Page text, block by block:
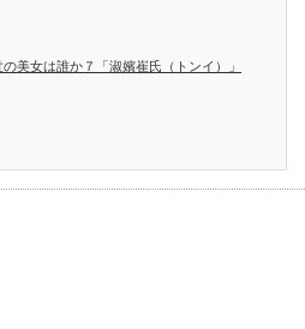
美女は誰か７「淑嬪崔氏（トンイ）」